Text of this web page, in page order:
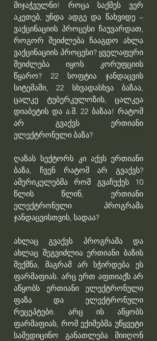
მიჯაჭვულნი! როცა საქმეს ვერ
აკეთებ, უნდა ადგე და წახვიდე –
ვაქცინაციის პროცესი ჩაუვარდათ,
როგორ შეიძლება ჩააგდო ახლა
ვაქცინაციის პროცესი? ყველაფერი
შეიძლება იყოს კორუფციის
წყარო? 22 სოფტია ჯანდაცვის
სიტემაში, 22 სხვადასხვა ბაზაა,
ცალკე ტუბერკულოზის, ცალკეა
დიაბეტის და ა.შ. 22 ბაზაა! რატომ
არ გვაქვს ერთიანი
ელექტრონული ბაზა?
ღაზას სექტორს კი აქვს ერთიანი
ბაზა, ჩვენ რატომ არ გვაქვს?
ამერიკელებმა რომ გვაჩუქეს 10
წლის წლინ, ერთიანი
ელექტრონული პროგრამა
ჯანდაცვისთვის, სადაა?
ახლაც გვაქვს პროგრამა და
ახლაც შეგვიძლია ერთიანი ბაზის
შექმნა, მაგრამ არ სჭირდება ეს
ფარმაფიას. არც ერთ აფთიაქს არ
აწყობს ერთიანი ელექტრონული
ფაზა და ელექტრონული
რეცეპტები. არც ის აწყობს
ფარმაფიას, რომ ექიმებმა უწყვეტი
სამედიცინო განათლება მიიღონ